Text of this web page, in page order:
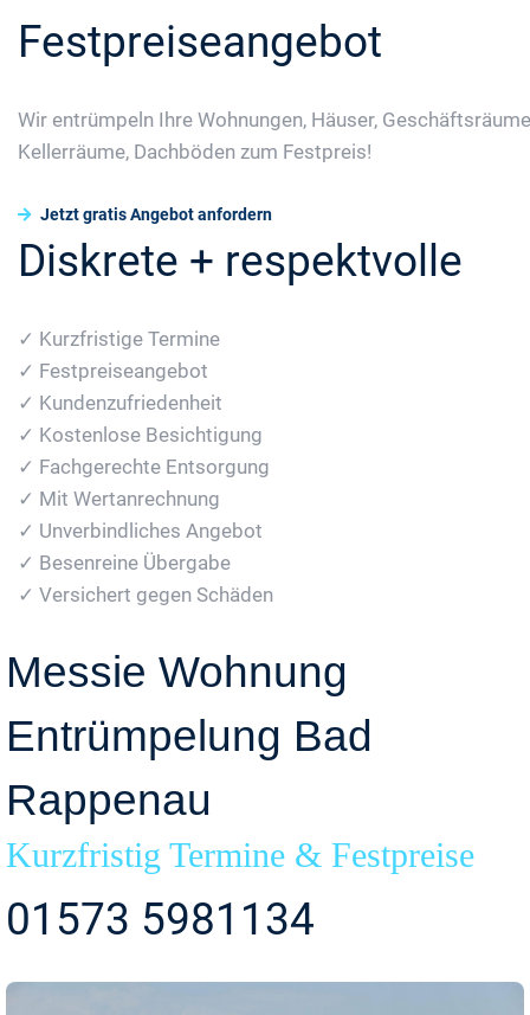
Festpreiseangebot
Wir entrümpeln Ihre Wohnungen, Häuser,
Kellerräume, Dachböden zum Festpreis!
Jetzt gratis Angebot anfordern
Diskrete + respektvolle
✓ Kurzfristige Termine
✓ Festpreiseangebot
✓ Kundenzufriedenheit
✓ Kostenlose Besichtigung
✓ Fachgerechte Entsorgung
✓ Mit Wertanrechnung
✓ Unverbindliches Angebot
✓ Besenreine Übergabe
✓ Versichert gegen Schäden
Messie Wohnung
Entrümpelung Bad
Rappenau
Kurzfristig Termine & Festpreise
01573 5981134